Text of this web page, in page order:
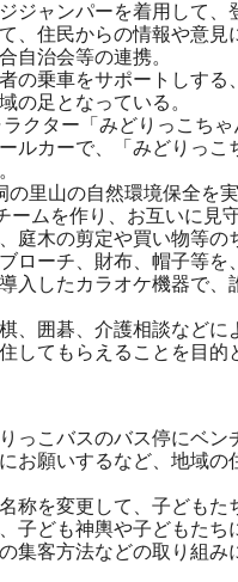
ーを着用して、登下
からの情報や意見に
治会等の連携。
ポートしする、ボ
っている。
みどりっこちゃんの
ーで、「みどりっこち
山の自然環境保全を実
り、お互いに見守り
定や買い物等のちょ
、財布、帽子等を、
ラオケ機器で、誰で
、介護相談などによ
えることを目
こバスのバス停にベン
お願いするなど、地域
を変更して、子ども
子ども神輿や子どもた
客方法などの取り組み